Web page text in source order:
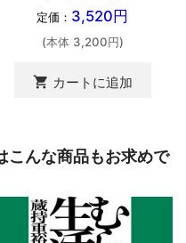
定価： 3,520円
(本体 3,200円)
shopping_cart カートに追加
こんな商品もお求めで